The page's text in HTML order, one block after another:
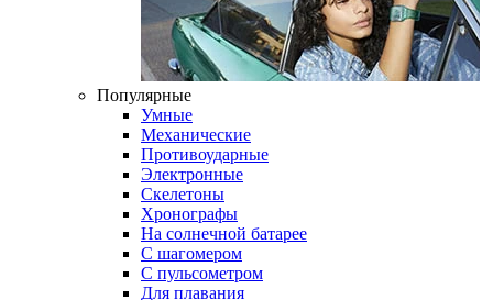
Популярные
Умные
Механические
Противоударные
Электронные
Скелетоны
Хронографы
На солнечной батарее
С шагомером
С пульсометром
Для плавания